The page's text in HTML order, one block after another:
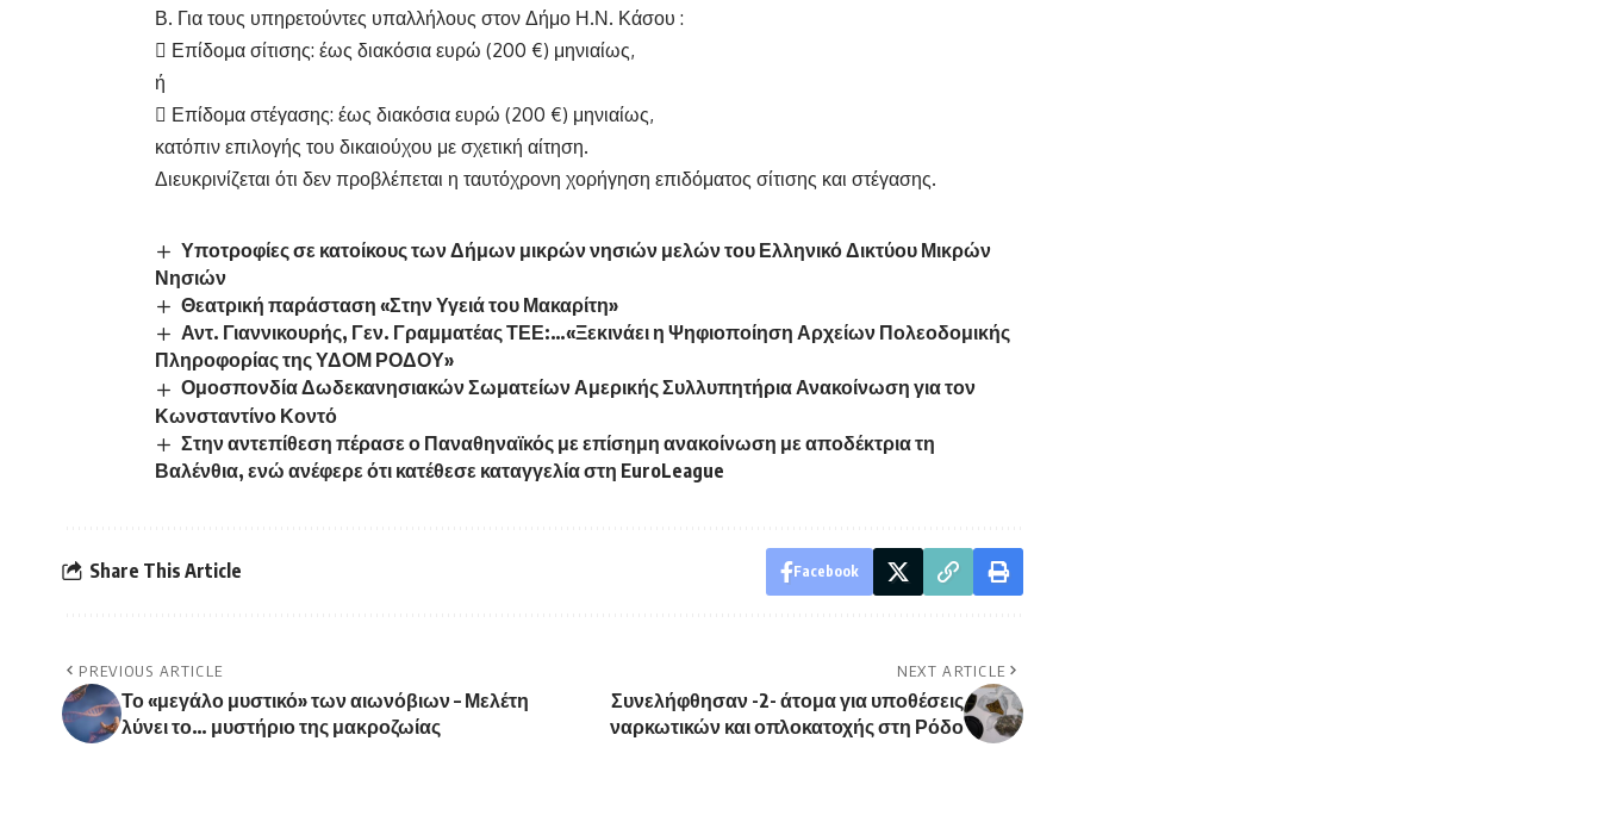
Β. Για τους υπηρετούντες υπαλλήλους στον Δήμο Η.Ν. Κάσου :
 Επίδομα σίτισης: έως διακόσια ευρώ (200 €) μηνιαίως,
ή
 Επίδομα στέγασης: έως διακόσια ευρώ (200 €) μηνιαίως,
κατόπιν επιλογής του δικαιούχου με σχετική αίτηση.
Διευκρινίζεται ότι δεν προβλέπεται η ταυτόχρονη χορήγηση επιδόματος σίτισης και στέγασης.
Υποτροφίες σε κατοίκους των Δήμων μικρών νησιών μελών του Ελληνικό Δικτύου Μικρών
Νησιών
Θεατρική παράσταση «Στην Υγειά του Μακαρίτη»
Αντ. Γιαννικουρής, Γεν. Γραμματέας ΤΕΕ:…«Ξεκινάει η Ψηφιοποίηση Αρχείων Πολεοδομικής
Πληροφορίας της ΥΔΟΜ ΡΟΔΟΥ»
Ομοσπονδία Δωδεκανησιακών Σωματείων Αμερικής Συλλυπητήρια Ανακοίνωση για τον
Κωνσταντίνο Κοντό
Στην αντεπίθεση πέρασε ο Παναθηναϊκός με επίσημη ανακοίνωση με αποδέκτρια τη
Βαλένθια, ενώ ανέφερε ότι κατέθεσε καταγγελία στη EuroLeague
Share This Article Facebook
PREVIOUS ARTICLE
Το «μεγάλο μυστικό» των αιωνόβιων – Μελέτη
λύνει το… μυστήριο της μακροζωίας
NEXT ARTICLE
Συνελήφθησαν -2- άτομα για υποθέσεις
ναρκωτικών και οπλοκατοχής στη Ρόδο